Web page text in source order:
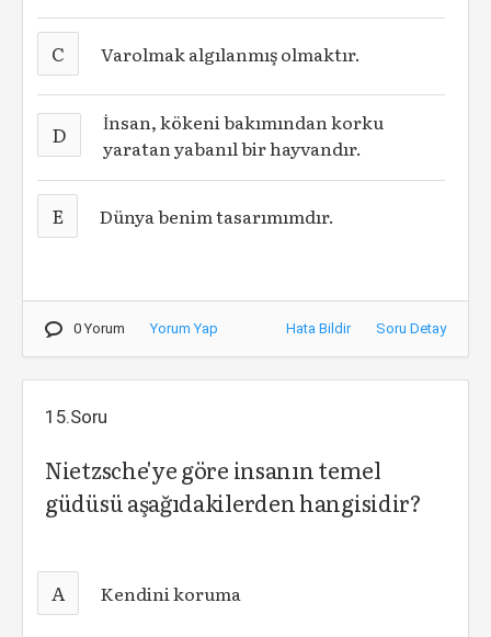
C Varolmak algılanmış olmaktır.
D
İnsan, kökeni bakımından korku
yaratan yabanıl bir hayvandır.
E Dünya benim tasarımımdır.
0 Yorum Yorum Yap Hata Bildir Soru Detay
15.Soru
Nietzsche'ye göre insanın temel
güdüsü aşağıdakilerden hangisidir?
A Kendini koruma